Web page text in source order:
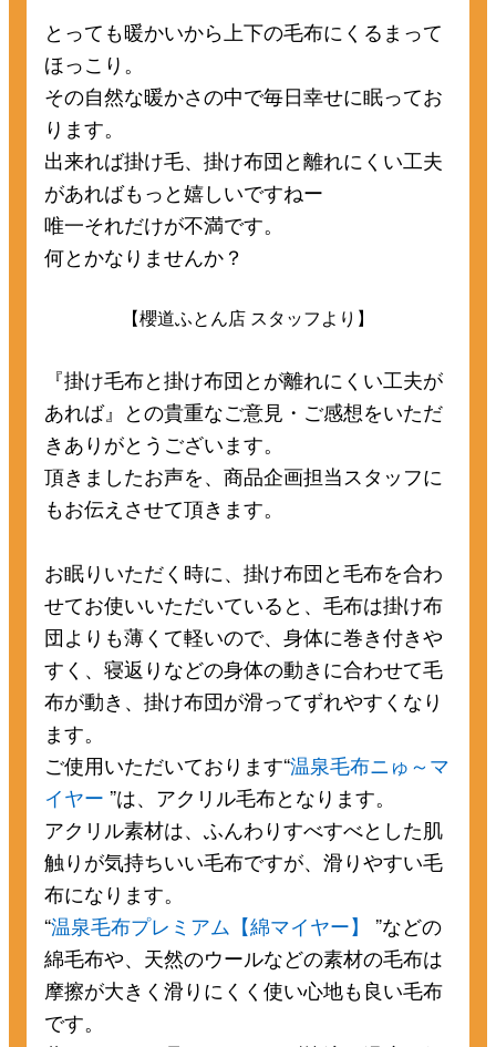
とっても暖かいから上下の毛布にくるまって
ほっこり。
その自然な暖かさの中で毎日幸せに眠ってお
ります。
出来れば掛け毛、掛け布団と離れにくい工夫
があればもっと嬉しいですねー
唯一それだけが不満です。
何とかなりませんか？
【櫻道ふとん店 スタッフより】
『掛け毛布と掛け布団とが離れにくい工夫が
あれば』との貴重なご意見・ご感想をいただ
きありがとうございます。
頂きましたお声を、商品企画担当スタッフに
もお伝えさせて頂きます。
お眠りいただく時に、掛け布団と毛布を合わ
せてお使いいただいていると、毛布は掛け布
団よりも薄くて軽いので、身体に巻き付きや
すく、寝返りなどの身体の動きに合わせて毛
布が動き、掛け布団が滑ってずれやすくなり
ます。
ご使用いただいております“温泉毛布ニゅ～マ
イヤー ”は、アクリル毛布となります。
アクリル素材は、ふんわりすべすべとした肌
触りが気持ちいい毛布ですが、滑りやすい毛
布になります。
“温泉毛布プレミアム【綿マイヤー】
”などの
綿毛布や、天然のウールなどの素材の毛布は
摩擦が大きく滑りにくく使い心地も良い毛布
です。